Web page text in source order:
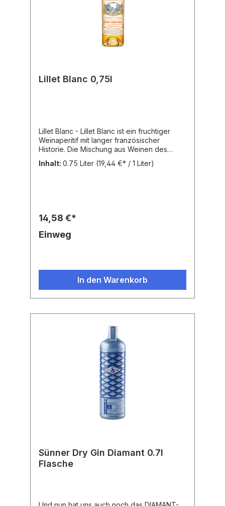
Lillet Blanc 0,75l
Lillet Blanc - Lillet Blanc ist ein fruchtiger
Weinaperitif mit langer französischer
Historie. Die Mischung aus Weinen des
weltbekannten Anbaugebietes Bordeaux
und exotische Zitrusfrüchte aus aller Welt
Klassiker seine unserer Meinung nach
wohlverdiente
Aufmerksamkeit.Nährwertangaben:
Inhalt: 0.75 Liter (19,44 €* / 1 Liter)
14,58 €*
Einweg
In den Warenkorb
Sünner Dry Gin Diamant 0.7l
Flasche